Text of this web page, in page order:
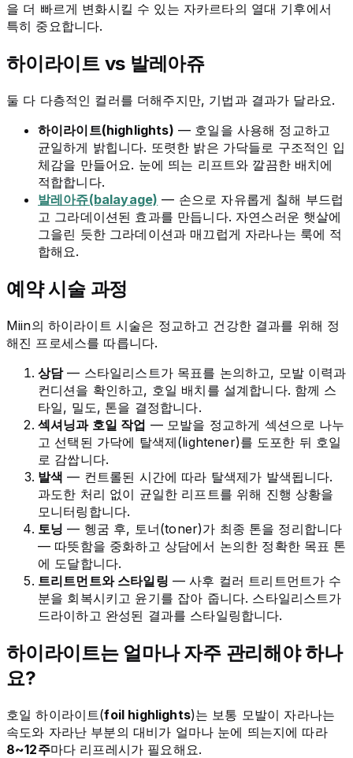
을 더 빠르게 변화시킬 수 있는 자카르타의 열대 기후에서
특히 중요합니다.
하이라이트 vs 발레아쥬
둘 다 다층적인 컬러를 더해주지만, 기법과 결과가 달라요.
하이라이트(highlights) — 호일을 사용해 정교하고
균일하게 밝힙니다. 또렷한 밝은 가닥들로 구조적인 입
체감을 만들어요. 눈에 띄는 리프트와 깔끔한 배치에
적합합니다.
발레아쥬(balayage) — 손으로 자유롭게 칠해 부드럽
고 그라데이션된 효과를 만듭니다. 자연스러운 햇살에
그을린 듯한 그라데이션과 매끄럽게 자라나는 룩에 적
합해요.
예약 시술 과정
Miin의 하이라이트 시술은 정교하고 건강한 결과를 위해 정
해진 프로세스를 따릅니다.
상담— 스타일리스트가 목표를 논의하고, 모발 이력과
컨디션을 확인하고, 호일 배치를 설계합니다. 함께 스
타일, 밀도, 톤을 결정합니다.
섹셔닝과 호일 작업 — 모발을 정교하게 섹션으로 나누
고 선택된 가닥에 탈색제(lightener)를 도포한 뒤 호일
로 감쌉니다.
발색 — 컨트롤된 시간에 따라 탈색제가 발색됩니다.
과도한 처리 없이 균일한 리프트를 위해 진행 상황을
모니터링합니다.
토닝 — 헹굼 후, 토너(toner)가 최종 톤을 정리합니다
— 따뜻함을 중화하고 상담에서 논의한 정확한 목표 톤
에 도달합니다.
트리트먼트와 스타일링 — 사후 컬러 트리트먼트가 수
분을 회복시키고 윤기를 잡아 줍니다. 스타일리스트가
드라이하고 완성된 결과를 스타일링합니다.
하이라이트는 얼마나 자주 관리해야 하나
요?
호일 하이라이트(foil highlights)는 보통 모발이 자라나는
속도와 자라난 부분의 대비가 얼마나 눈에 띄는지에 따라
8~12주마다 리프레시가 필요해요.